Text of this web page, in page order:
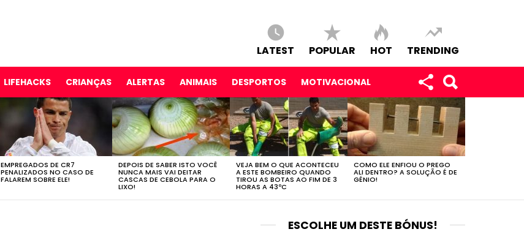
LATEST POPULAR HOT TRENDING
LIFEHACKS CRIANÇAS ALERTAS ANIMAIS DESPORTOS MOTIVACIONAL
EMPREGADOS DE CR7
PENALIZADOS NO CASO DE
FALAREM SOBRE ELE!
DEPOIS DE SABER ISTO VOCÊ
NUNCA MAIS VAI DEITAR
CASCAS DE CEBOLA PARA O
LIXO!
VEJA BEM O QUE ACONTECEU
A ESTE BOMBEIRO QUANDO
TIROU AS BOTAS AO FIM DE 3
HORAS A 43ºC
COMO ELE ENFIOU O PREGO
ALI DENTRO? A SOLUÇÃO É DE
GÉNIO!
ESCOLHE UM DESTE BÓNUS!